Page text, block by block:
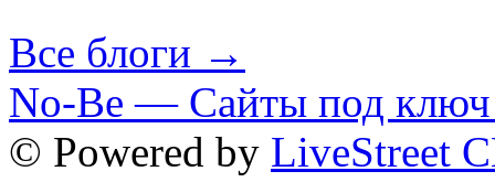
Все блоги →
No-Be — Сайты под ключ
© Powered by LiveStreet